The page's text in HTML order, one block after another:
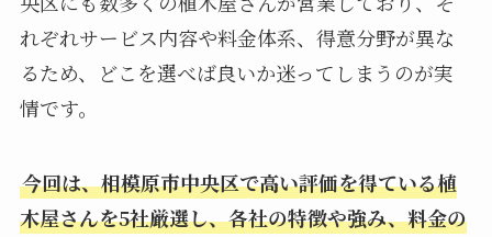
れぞれサービス内容や料金体系、得意分野が異な
るため、どこを選べば良いか迷ってしまうのが実
情です。
今回は、相模原市中央区で高い評価を得ている植
木屋さんを5社厳選し、各社の特徴や強み、料金の